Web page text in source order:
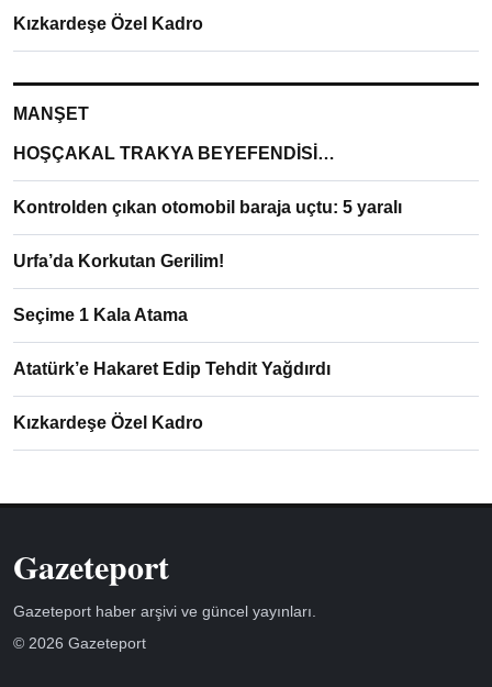
Kızkardeşe Özel Kadro
MANŞET
HOŞÇAKAL TRAKYA BEYEFENDİSİ…
Kontrolden çıkan otomobil baraja uçtu: 5 yaralı
Urfa’da Korkutan Gerilim!
Seçime 1 Kala Atama
Atatürk’e Hakaret Edip Tehdit Yağdırdı
Kızkardeşe Özel Kadro
Gazeteport
Gazeteport haber arşivi ve güncel yayınları.
© 2026 Gazeteport